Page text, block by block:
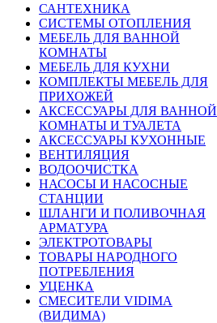
САНТЕХНИКА
СИСТЕМЫ ОТОПЛЕНИЯ
МЕБЕЛЬ ДЛЯ ВАННОЙ
КОМНАТЫ
МЕБЕЛЬ ДЛЯ КУХНИ
КОМПЛЕКТЫ МЕБЕЛЬ ДЛЯ
ПРИХОЖЕЙ
АКСЕССУАРЫ ДЛЯ ВАННОЙ
КОМНАТЫ И ТУАЛЕТА
АКСЕССУАРЫ КУХОННЫЕ
ВЕНТИЛЯЦИЯ
ВОДООЧИСТКА
НАСОСЫ И НАСОСНЫЕ
СТАНЦИИ
ШЛАНГИ И ПОЛИВОЧНАЯ
АРМАТУРА
ЭЛЕКТРОТОВАРЫ
ТОВАРЫ НАРОДНОГО
ПОТРЕБЛЕНИЯ
УЦЕНКА
СМЕСИТЕЛИ VIDIMA
(ВИДИМА)